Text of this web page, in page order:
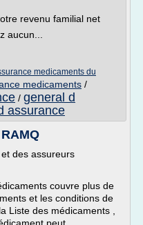
revenu familial net
aucun...
medicaments du
medicaments /
/ general d
assurance
des assureurs
couvre plus de
et les conditions de
Liste des médicaments ,